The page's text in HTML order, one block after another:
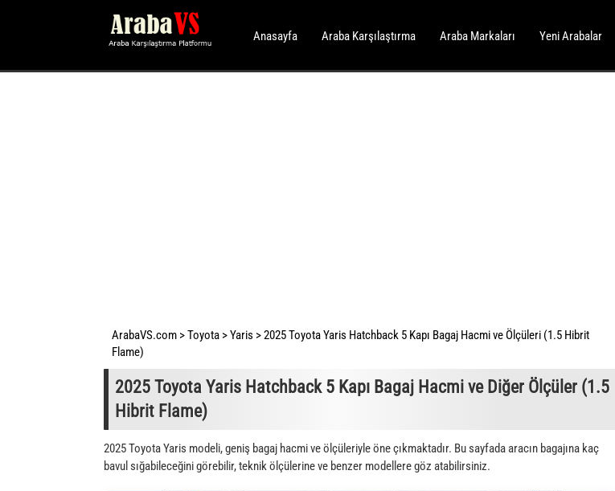
Anasayfa Araba Karşılaştırma Araba Markaları Yeni Arabalar
ArabaVS.com >Toyota >Yaris >2025 Toyota Yaris Hatchback 5 Kapı Bagaj Hacmi ve Ölçüleri (1.5 Hibrit
Flame)
2025 Toyota Yaris Hatchback 5 Kapı Bagaj Hacmi ve Diğer Ölçüler (1.5
Hibrit Flame)
2025 Toyota Yaris modeli, geniş bagaj hacmi ve ölçüleriyle öne çıkmaktadır. Bu sayfada aracın bagajına kaç
bavul sığabileceğini görebilir, teknik ölçülerine ve benzer modellere göz atabilirsiniz.